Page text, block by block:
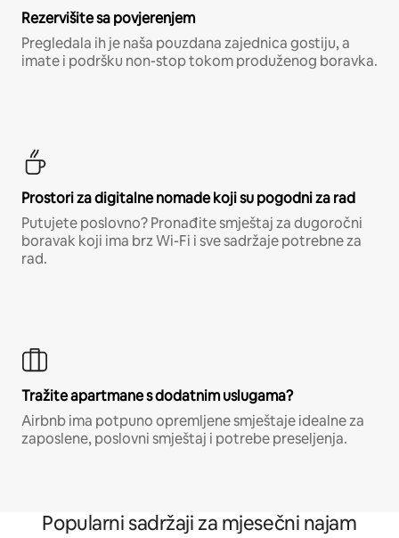
Rezervišite sa povjerenjem
Pregledala ih je naša pouzdana zajednica gostiju, a
imate i podršku non-stop tokom produženog boravka.
Prostori za digitalne nomade koji su pogodni za rad
Putujete poslovno? Pronađite smještaj za dugoročni
boravak koji ima brz Wi-Fi i sve sadržaje potrebne za
rad.
Tražite apartmane s dodatnim uslugama?
Airbnb ima potpuno opremljene smještaje idealne za
zaposlene, poslovni smještaj i potrebe preseljenja.
Popularni sadržaji za mjesečni najam